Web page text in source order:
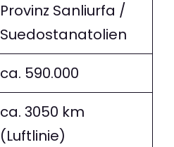
Provinz Sanliurfa /
Suedostanatolien
ca. 590.000
ca. 3050 km
(Luftlinie)